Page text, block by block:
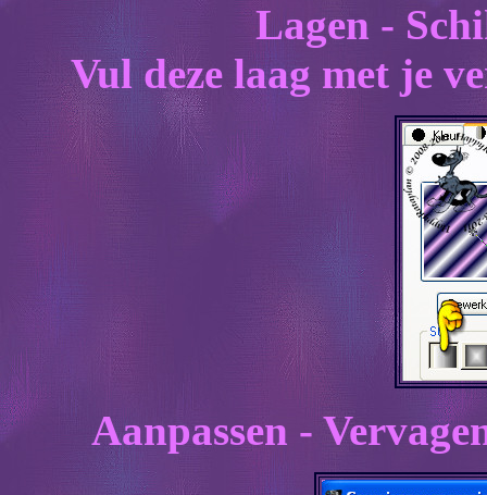
Lagen -
Vul deze laag met je
Aanpassen -